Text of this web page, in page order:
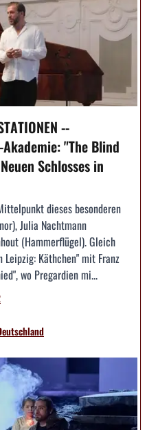
--
"The Blind
Schlosses in
dieses besonderen
Julia Nachtmann
(Hammerflügel). Gleich
Käthchen" mit Franz
wo Pregardien mi...